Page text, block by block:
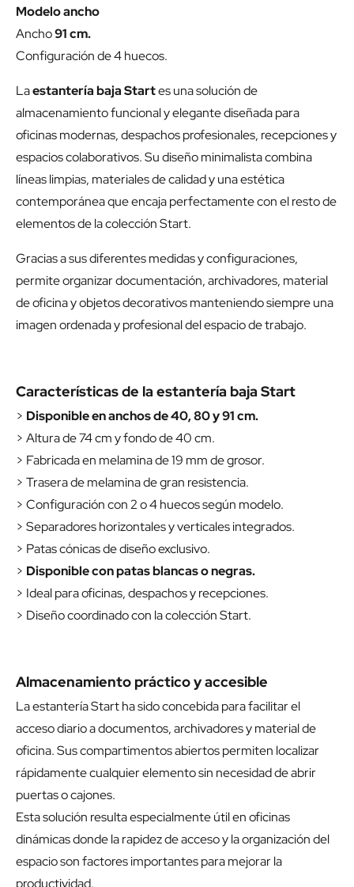
Modelo ancho
Ancho91 cm.
Configuración de 4 huecos.
Laestantería baja Startes una solución de
almacenamiento funcional y elegante diseñada para
oficinas modernas, despachos profesionales, recepciones y
espacios colaborativos. Su diseño minimalista combina
líneas limpias, materiales de calidad y una estética
contemporánea que encaja perfectamente con el resto de
elementos de la colección Start.
Gracias a sus diferentes medidas y configuraciones,
permite organizar documentación, archivadores, material
de oficina y objetos decorativos manteniendo siempre una
imagen ordenada y profesional del espacio de trabajo.
Características de la estantería baja Start
> Disponible en anchos de 40, 80 y 91 cm.
> Altura de 74 cm y fondo de 40 cm.
> Fabricada en melamina de 19 mm de grosor.
> Trasera de melamina de gran resistencia.
> Configuración con 2 o 4 huecos según modelo.
> Separadores horizontales y verticales integrados.
> Patas cónicas de diseño exclusivo.
> Disponible con patas blancas o negras.
> Ideal para oficinas, despachos y recepciones.
> Diseño coordinado con la colección Start.
Almacenamiento práctico y accesible
La estantería Start ha sido concebida para facilitar el
acceso diario a documentos, archivadores y material de
oficina. Sus compartimentos abiertos permiten localizar
rápidamente cualquier elemento sin necesidad de abrir
puertas o cajones.
Esta solución resulta especialmente útil en oficinas
dinámicas donde la rapidez de acceso y la organización del
espacio son factores importantes para mejorar la
productividad.